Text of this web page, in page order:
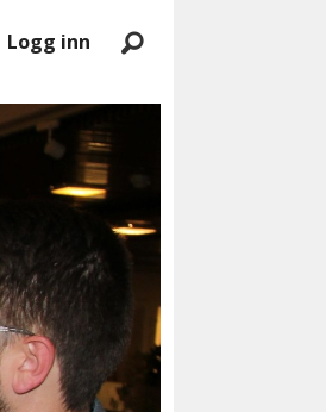
Logg inn